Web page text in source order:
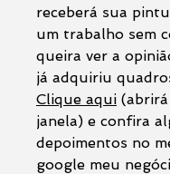
receberá sua
um trabalho sem
queira ver a
já adquiriu
Clique aqui
janela) e confira
depoimentos no
google meu